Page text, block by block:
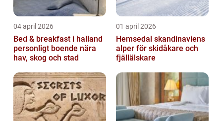
04 april 2026
Bed & breakfast i halland
personligt boende nära
hav, skog och stad
01 april 2026
Hemsedal skandinaviens
alper för skidåkare och
fjällälskare